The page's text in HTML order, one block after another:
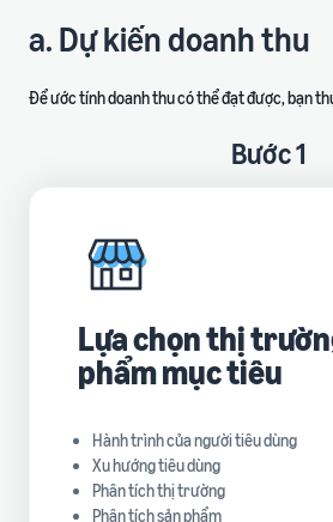
a. Dự kiến doanh thu
Để ước tính doanh thu có thể đạt được, bạn
Bước 1
Lựa chọn thị
phẩm mục tiêu
Hành trình của người tiêu dùng
Xu hướng tiêu dùng
Phân tích thị trường
Phân tích sản phẩm